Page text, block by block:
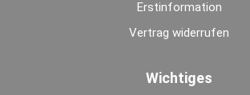
Erstinformation
Vertrag widerrufen
Wichtiges